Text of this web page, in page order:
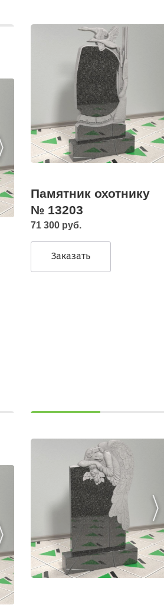
Памятник охотнику
№ 13203
71 300 руб.
Заказать